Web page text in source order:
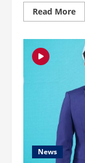
ยุค
ใหม่
มาก
Read More
คุ
แม่
สุด
ยิ่ง
ใ
แห่ง
ปี
News